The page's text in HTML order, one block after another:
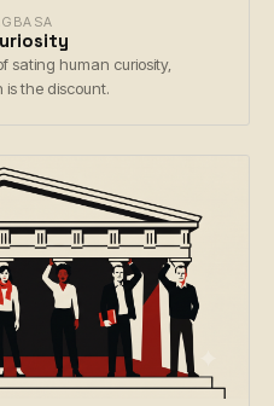
sating human curiosity,
is the discount.